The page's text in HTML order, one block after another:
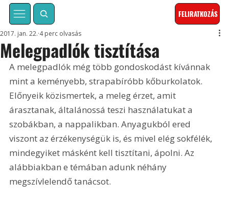
FELIRATKOZÁS
Melegpadlók tisztítása
2017. jan. 22. 4 perc olvasás
A melegpadlók még több gondoskodást kívánnak
mint a keményebb, strapabíróbb kőburkolatok.
Előnyeik közismertek, a meleg érzet, amit
árasztanak, általánossá teszi használatukat a
szobákban, a nappalikban. Anyagukból ered
viszont az érzékenységük is, és mivel elég sokfélék,
mindegyiket másként kell tisztítani, ápolni. Az
alábbiakban e témában adunk néhány
megszívlelendő tanácsot.